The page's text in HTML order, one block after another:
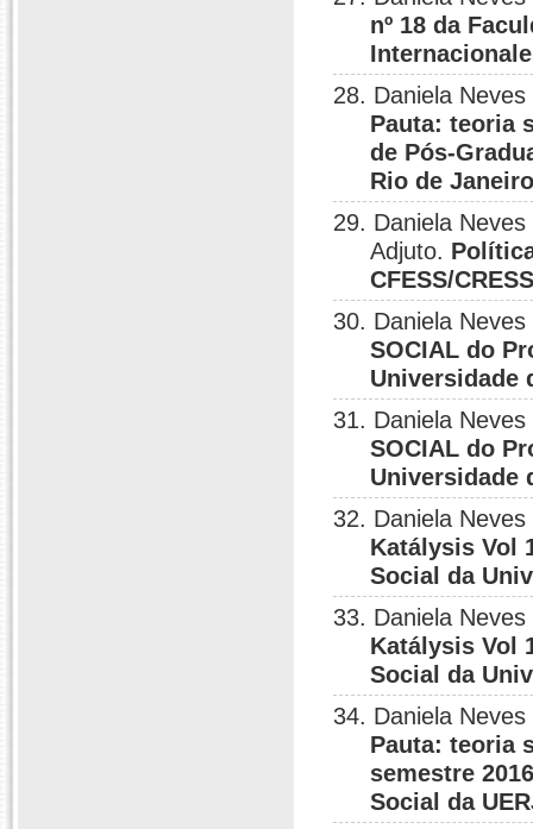
nº 18 da
28. Daniela
Pauta: teoria
de Pós-
Rio de
29. Daniela
Adjuto.
CFESS/
30. Daniela
SOCIAL do
Universidade
31. Daniela
SOCIAL do
Universidade
32. Daniela
Katálysis Vol
Social da
33. Daniela
Katálysis Vol
Social da
34. Daniela
Pauta: teoria
semestre
Social da